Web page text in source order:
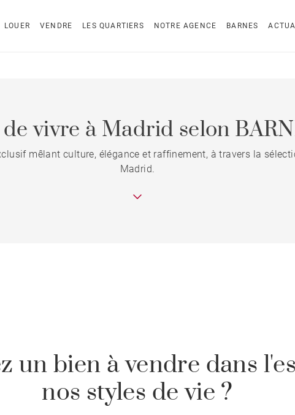
LOUER VENDRE LES QUARTIERS NOTRE AGENCE BARNES
de vivre à Madrid selon
mêlant culture, élégance et raffinement, à travers la
Madrid.
un bien à vendre dans
nos styles de vie ?